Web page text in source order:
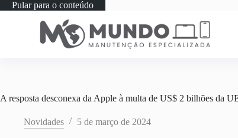
Pular para o conteúdo
A resposta desconexa da Apple à multa de US$ 2 bilhões da
Novidades 5 de março de 2024